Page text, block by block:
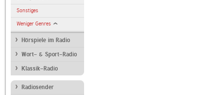
Sonstiges
Weniger Genres
Hörspiele im Radio
Wort- & Sport-Radio
Klassik-Radio
Radiosender